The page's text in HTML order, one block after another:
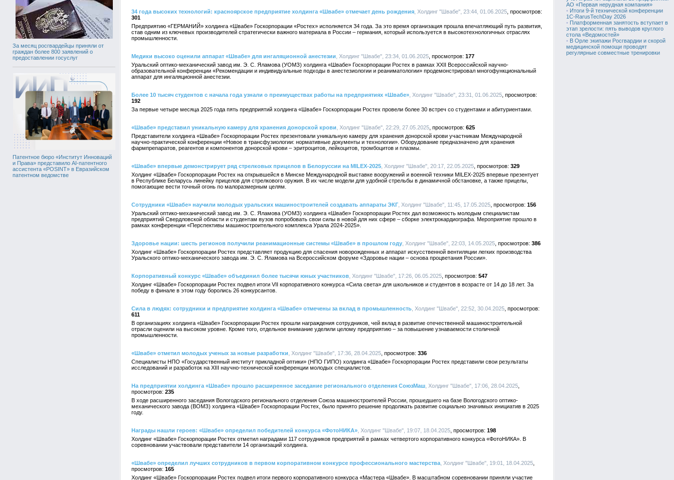
За месяц росгвардейцы приняли от
граждан более 800 заявлений о
предоставлении госуслуг
Патентное бюро «Институт Инноваций
и Права» представило AI-патентного
ассистента «POSINT» в Евразийском
патентном ведомстве
34 года высоких технологий: красноярское предприятие холдинга «Швабе» отмечает день рождения , Холдинг "Швабе", 23:44, 01.06.2025
301
Предприятию «ГЕРМАНИЙ» холдинга «Швабе» Госкорпорации «Ростех» исполняется 34 года. За это время организация прошла впечатляющий путь развития,
став одним из ключевых производителей стратегически важного материала в России – германия, который используется в высокотехнологичных отраслях
промышленности.
Медики высоко оценили аппарат «Швабе» для ингаляционной анестезии , Холдинг "Швабе", 23:34, 01.06.2025
177
Уральский оптико-механический завод им. Э. С. Яламова (УОМЗ) холдинга «Швабе» Госкорпорации Ростех в рамках ХХII Всероссийской научно-
образовательной конференции «Рекомендации и индивидуальные подходы в анестезиологии и реаниматологии» продемонстрировал многофункциональный
аппарат для ингаляционной анестезии.
Более 10 тысяч студентов с начала года узнали о преимуществах работы на предприятиях «Швабе» , Холдинг "Швабе", 23:31, 01.06.2025
192
За первые четыре месяца 2025 года пять предприятий холдинга «Швабе» Госкорпорации Ростех провели более 30 встреч со студентами и абитуриентами.
«Швабе» представил уникальную камеру для хранения донорской крови , Холдинг "Швабе", 22:29, 27.05.2025
625
Представители холдинга «Швабе» Госкорпорации Ростех презентовали уникальную камеру для хранения донорской крови участникам Международной
научно-практической конференции «Новое в трансфузиологии: нормативные документы и технологии». Оборудование предназначено для хранения
фармпрепаратов, реагентов и компонентов донорской крови – эритроцитов, лейкоцитов, тромбоцитов и плазмы.
«Швабе» впервые демонстрирует ряд стрелковых прицелов в Белоруссии на MILEX-2025 , Холдинг "Швабе", 20:17, 22.05.2025
329
Холдинг «Швабе» Госкорпорации Ростех на открывшейся в Минске Международной выставке вооружений и военной техники MILEX-2025 впервые презентует
в Республике Беларусь линейку прицелов для стрелкового оружия. В их числе модели для удобной стрельбы в динамичной обстановке, а также прицелы,
помогающие вести точный огонь по малоразмерным целям.
Сотрудники «Швабе» научили молодых уральских машиностроителей создавать аппараты ЭКГ , Холдинг "Швабе", 11:45, 17.05.2025
156
Уральский оптико-механический завод им. Э. С. Яламова (УОМЗ) холдинга «Швабе» Госкорпорации Ростех дал возможность молодым специалистам
предприятий Свердловской области и студентам вузов попробовать свои силы в новой для них сфере – сборке электрокардиографа. Мероприятие прошло в
рамках конференции «Перспективы машиностроительного комплекса Урала 2024-2025».
Здоровье нации: шесть регионов получили реанимационные системы «Швабе» в прошлом году , Холдинг "Швабе", 22:03, 14.05.2025
386
Холдинг «Швабе» Госкорпорации Ростех представляет продукцию для спасения новорожденных и аппарат искусственной вентиляции легких производства
Уральского оптико-механического завода им. Э. С. Яламова на Всероссийском форуме «Здоровье нации – основа процветания России».
Корпоративный конкурс «Швабе» объединил более тысячи юных участников , Холдинг "Швабе", 17:26, 06.05.2025
547
Холдинг «Швабе» Госкорпорации Ростех подвел итоги VII корпоративного конкурса «Сила света» для школьников и студентов в возрасте от 14 до 18 лет. За
победу в финале в этом году боролись 26 конкурсантов.
Сила в людях: сотрудники и предприятие холдинга «Швабе» отмечены за вклад в промышленность , Холдинг "Швабе", 22:52, 30.04.2025
611
В организациях холдинга «Швабе» Госкорпорации Ростех прошли награждения сотрудников, чей вклад в развитие отечественной машиностроительной
отрасли оценили на высоком уровне. Кроме того, отдельное внимание уделили целому предприятию – за повышение узнаваемости столичной
промышленности.
«Швабе» отметил молодых ученых за новые разработки , Холдинг "Швабе", 17:36, 28.04.2025
336
Специалисты НПО «Государственный институт прикладной оптики» (НПО ГИПО) холдинга «Швабе» Госкорпорации Ростех представили свои результаты
исследований и разработок на XIII научно-технической конференции молодых специалистов.
На предприятии холдинга «Швабе» прошло расширенное заседание регионального отделения СоюзМаш , Холдинг "Швабе", 17:06, 28.04.2025
235
В ходе расширенного заседания Вологодского регионального отделения Союза машиностроителей России, прошедшего на базе Вологодского оптико-
механического завода (ВОМЗ) холдинга «Швабе» Госкорпорации Ростех, было принято решение продолжать развитие социально значимых инициатив в 2025
году.
Награды нашли героев: «Швабе» определил победителей конкурса «ФотоНИКА» , Холдинг "Швабе", 19:07, 18.04.2025
198
Холдинг «Швабе» Госкорпорации Ростех отметил наградами 117 сотрудников предприятий в рамках четвертого корпоративного конкурса «ФотоНИКА». В
соревновании участвовали представители 14 организаций холдинга.
«Швабе» определил лучших сотрудников в первом корпоративном конкурсе профессионального мастерства , Холдинг "Швабе", 19:01, 18.04.2025
165
Холдинг «Швабе» Госкорпорации Ростех подвел итоги первого корпоративного конкурса «Мастера «Швабе». В масштабном соревновании приняли участие
АО «Первая нерудная компания»
• Итоги 9-й технической конференции
1C-RarusTechDay 2026
• Платформенная занятость вступает в
этап зрелости: пять выводов круглого
стола «Ведомостей»
• В Орле экипажи Росгвардии и скорой
медицинской помощи проводят
регулярные совместные тренировки